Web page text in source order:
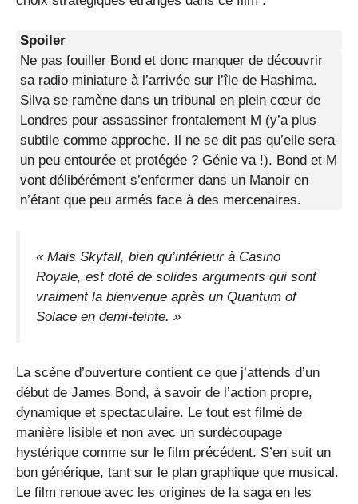
Spoiler
Ne pas fouiller Bond et donc manquer de découvrir
sa radio miniature à l’arrivée sur l’île de Hashima.
Silva se ramène dans un tribunal en plein cœur de
Londres pour assassiner frontalement M (y’a plus
subtile comme approche. Il ne se dit pas qu’elle sera
un peu entourée et protégée ? Génie va !). Bond et M
vont délibérément s’enfermer dans un Manoir en
n’étant que peu armés face à des mercenaires.
« Mais Skyfall, bien qu’inférieur à Casino
Royale, est doté de solides arguments qui sont
vraiment la bienvenue après un Quantum of
Solace en demi-teinte. »
La scène d’ouverture contient ce que j’attends d’un
début de James Bond, à savoir de l’action propre,
dynamique et spectaculaire. Le tout est filmé de
manière lisible et non avec un surdécoupage
hystérique comme sur le film précédent. S’en suit un
bon générique, tant sur le plan graphique que musical.
Le film renoue avec les origines de la saga en les